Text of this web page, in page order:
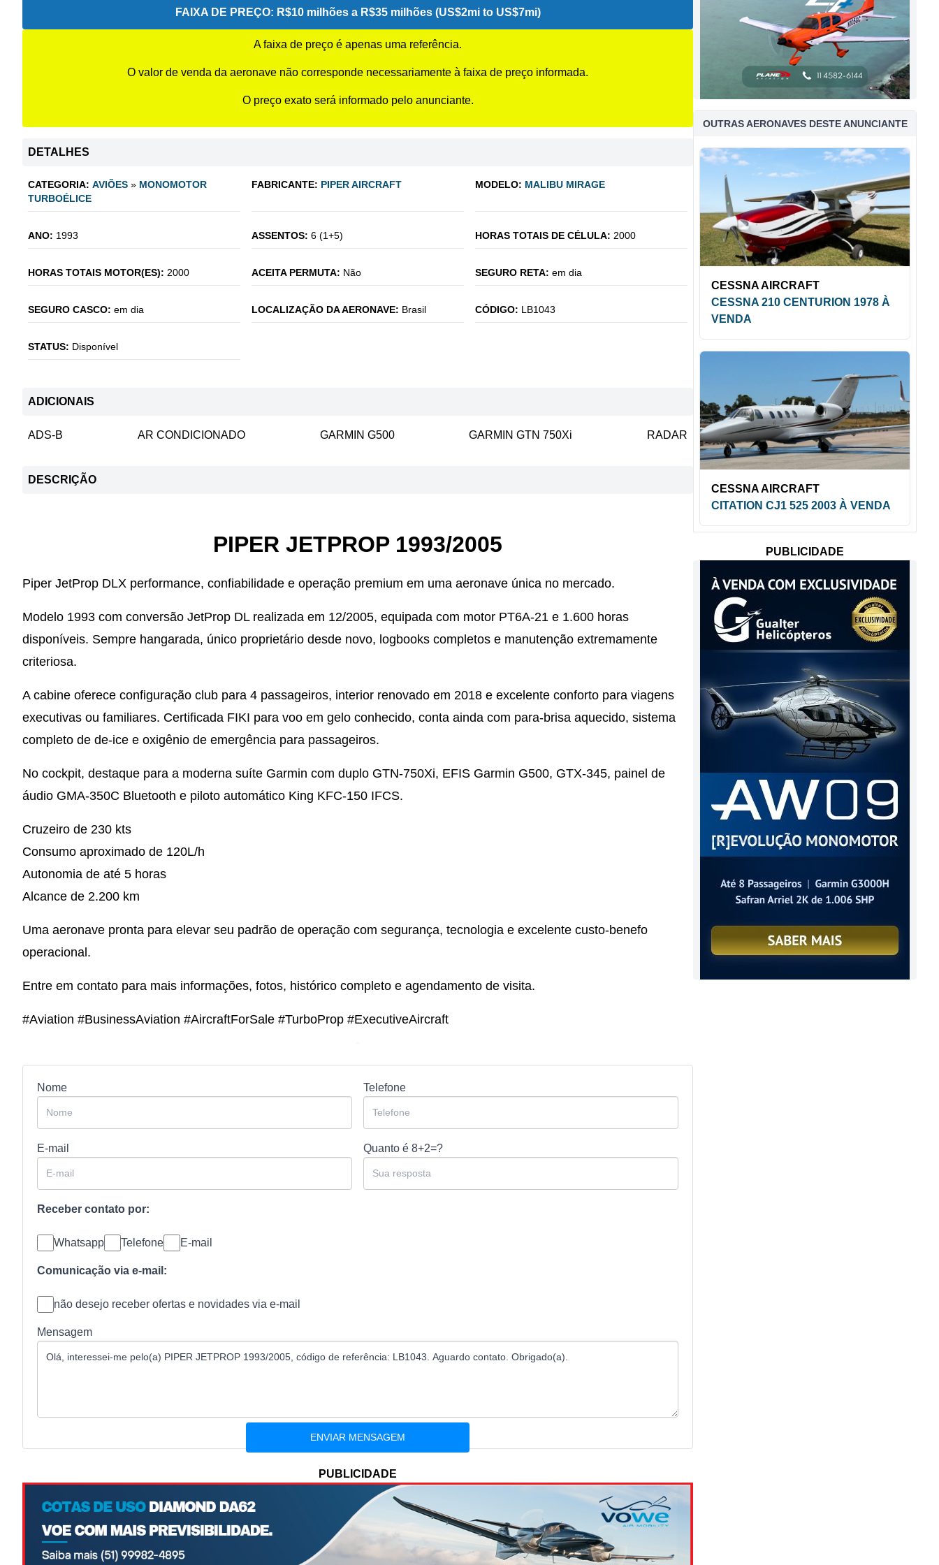
FAIXA DE PREÇO: R$10 milhões a R$35 milhões (US$2mi to US$7mi)
A faixa de preço é apenas uma referência.
O valor de venda da aeronave não corresponde necessariamente à faixa de preço informada.
O preço exato será informado pelo anunciante.
DETALHES
CATEGORIA: AVIÕES » MONOMOTOR
TURBOÉLICE
FABRICANTE: PIPER AIRCRAFT MODELO: MALIBU MIRAGE
ANO: 1993 ASSENTOS: 6 (1+5) HORAS TOTAIS DE CÉLULA: 2000
HORAS TOTAIS MOTOR(ES): 2000 ACEITA PERMUTA: Não SEGURO RETA: em dia
SEGURO CASCO: em dia LOCALIZAÇÃO DA AERONAVE: Brasil CÓDIGO: LB1043
STATUS: Disponível
ADICIONAIS
ADS-B AR CONDICIONADO GARMIN G500 GARMIN GTN 750Xi RADAR
DESCRIÇÃO
PIPER JETPROP 1993/2005
Piper JetProp DLX performance, confiabilidade e operação premium em uma aeronave única no mercado.
Modelo 1993 com conversão JetProp DL realizada em 12/2005, equipada com motor PT6A-21 e 1.600 horas
disponíveis. Sempre hangarada, único proprietário desde novo, logbooks completos e manutenção extremamente
criteriosa.
A cabine oferece configuração club para 4 passageiros, interior renovado em 2018 e excelente conforto para viagens
executivas ou familiares. Certificada FIKI para voo em gelo conhecido, conta ainda com para-brisa aquecido, sistema
completo de de-ice e oxigênio de emergência para passageiros.
No cockpit, destaque para a moderna suíte Garmin com duplo GTN-750Xi, EFIS Garmin G500, GTX-345, painel de
áudio GMA-350C Bluetooth e piloto automático King KFC-150 IFCS.
Cruzeiro de 230 kts
Consumo aproximado de 120L/h
Autonomia de até 5 horas
Alcance de 2.200 km
Uma aeronave pronta para elevar seu padrão de operação com segurança, tecnologia e excelente custo-benefo
operacional.
Entre em contato para mais informações, fotos, histórico completo e agendamento de visita.
#Aviation #BusinessAviation #AircraftForSale #TurboProp #ExecutiveAircraft
Nome Telefone
E-mail Quanto é 8+2=?
Receber contato por:
Whatsapp Telefone E-mail
Comunicação via e-mail:
não desejo receber ofertas e novidades via e-mail
Mensagem
PUBLICIDADE
OUTRAS AERONAVES DESTE ANUNCIANTE
CESSNA AIRCRAFT
CESSNA 210 CENTURION 1978 À
VENDA
CESSNA AIRCRAFT
CITATION CJ1 525 2003 À VENDA
PUBLICIDADE